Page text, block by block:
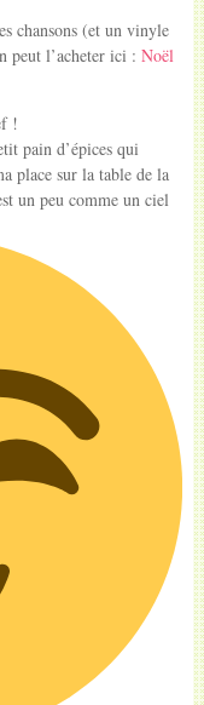
chansons (et un vinyle
peut l’acheter ici : Noël
!
pain d’épices qui
place sur la table de la
un peu comme un ciel